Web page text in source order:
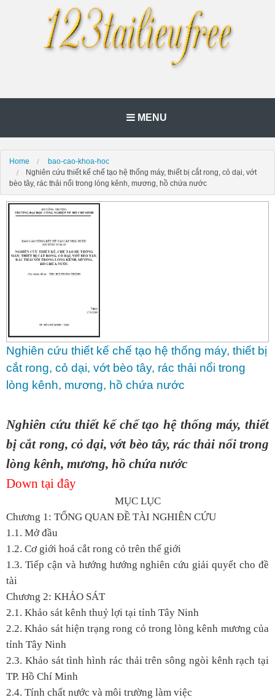
MENU
Home
bao-cao-khoa-hoc
Nghiên cứu thiết kế chế tạo hệ thống máy, thiết bị cắt rong, cỏ dại, vớt
bèo tây, rác thải nổi trong lòng kênh, mương, hồ chứa nước
Nghiên cứu thiết kế chế tạo hệ thống máy, thiết bị
cắt rong, cỏ dại, vớt bèo tây, rác thải nổi trong
lòng kênh, mương, hồ chứa nước
Nghiên cứu thiết kế chế tạo hệ thống máy, thiết
bị cắt rong, cỏ dại, vớt bèo tây, rác thải nổi trong
lòng kênh, mương, hồ chứa nước
Down tại đây
MỤC LỤC
Chương 1: TỔNG QUAN ĐỀ TÀI NGHIÊN CỨU
1.1. Mở đầu
1.2. Cơ giới hoá cắt rong cỏ trên thế giới
1.3. Tiếp cận và hướng hướng nghiên cứu giải quyết cho đề
tài
Chương 2: KHẢO SÁT
2.1. Khảo sát kênh thuỷ lợi tại tỉnh Tây Ninh
2.2. Khảo sát hiện trạng rong cỏ trong lòng kênh mương của
tỉnh Tây Ninh
2.3. Khảo sát tình hình rác thải trên sông ngòi kênh rạch tại
TP. Hồ Chí Minh
2.4. Tính chất nước và môi trường làm việc